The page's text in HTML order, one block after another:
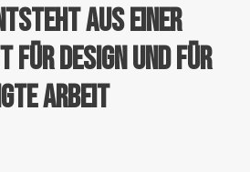
aus einer
für Design und für
Arbeit